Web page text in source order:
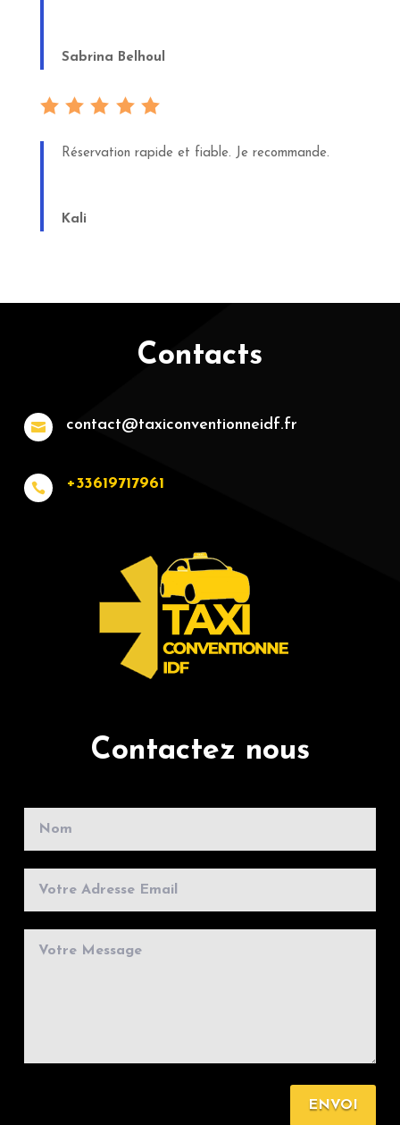
Sabrina Belhoul
Réservation rapide et fiable. Je recommande.
Kali
Contacts
 contact@taxiconventionneidf.fr
 +33619717961
Contactez nous
ENVOI